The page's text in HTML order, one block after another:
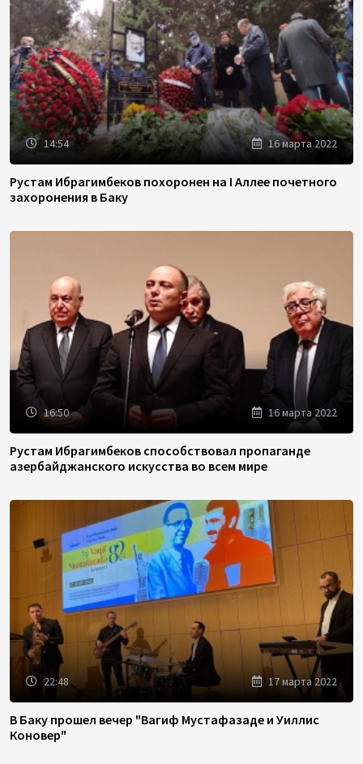
14:54 16 марта 2022
Рустам Ибрагимбеков похоронен на I Аллее почетного
захоронения в Баку
16:50 16 марта 2022
Рустам Ибрагимбеков способствовал пропаганде
азербайджанского искусства во всем мире
22:48 17 марта 2022
В Баку прошел вечер "Вагиф Мустафазаде и Уиллис
Коновер"